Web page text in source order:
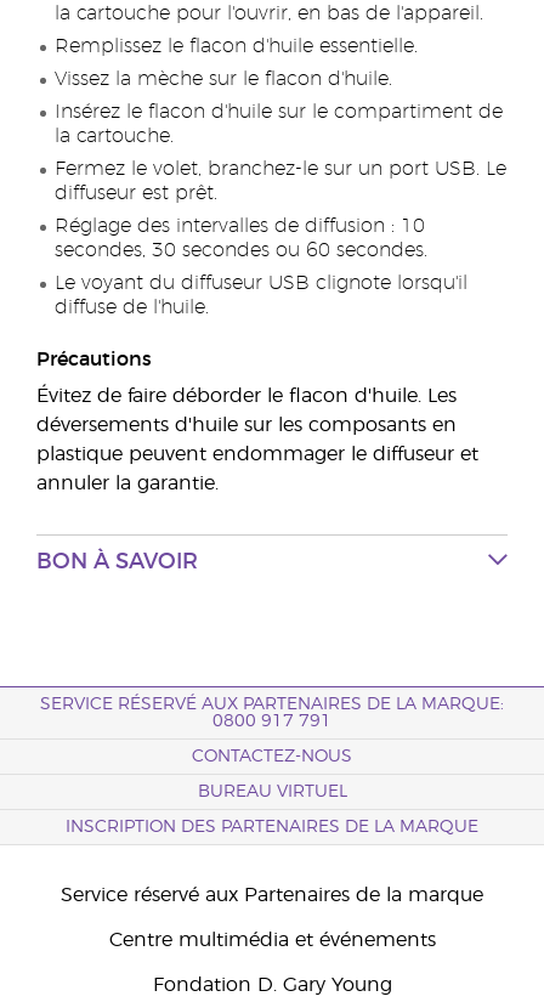
la cartouche pour l'ouvrir, en bas de l'appareil.
Remplissez le flacon d'huile essentielle.
Vissez la mèche sur le flacon d'huile.
Insérez le flacon d'huile sur le compartiment de
la cartouche.
Fermez le volet, branchez-le sur un port USB. Le
diffuseur est prêt.
Réglage des intervalles de diffusion : 10
secondes, 30 secondes ou 60 secondes.
Le voyant du diffuseur USB clignote lorsqu'il
diffuse de l'huile.
Précautions
Évitez de faire déborder le flacon d'huile. Les
déversements d'huile sur les composants en
plastique peuvent endommager le diffuseur et
annuler la garantie.
BON À SAVOIR
SERVICE RÉSERVÉ AUX PARTENAIRES DE LA MARQUE:
0800 917 791
CONTACTEZ-NOUS
BUREAU VIRTUEL
INSCRIPTION DES PARTENAIRES DE LA MARQUE
Service réservé aux Partenaires de la marque
Centre multimédia et événements
Fondation D. Gary Young